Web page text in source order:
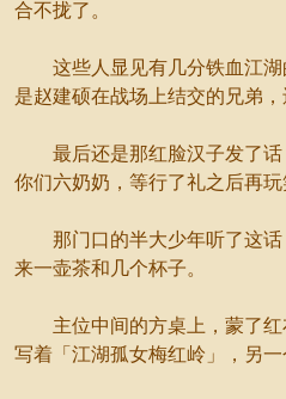
合不拢了。
这些人显见有几分铁血江湖
是赵建硕在战场上结交的兄弟，
最后还是那红脸汉子发了话
你们六奶奶，等行了礼之后再玩
那门口的半大少年听了这话
来一壶茶和几个杯子。
主位中间的方桌上，蒙了红
写着「江湖孤女梅红岭」，另一